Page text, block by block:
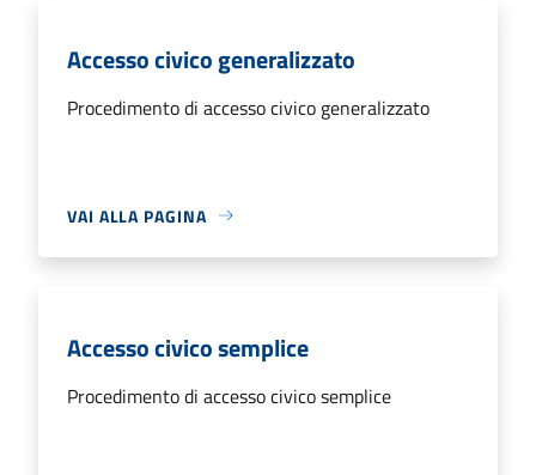
Accesso civico generalizzato
Procedimento di accesso civico generalizzato
VAI ALLA PAGINA
Accesso civico semplice
Procedimento di accesso civico semplice